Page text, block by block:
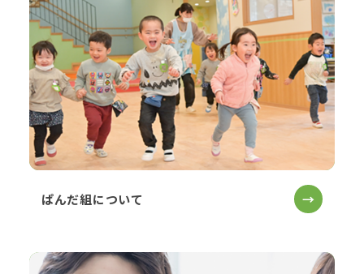
ぱんだ組について →